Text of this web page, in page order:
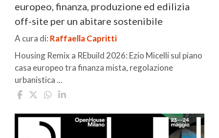
europeo, finanza, produzione ed edilizia
off-site per un abitare sostenibile
A cura di: Raffaella Capritti
Housing Remix a REbuild 2026: Ezio Micelli sul piano
casa europeo tra finanza mista, regolazione
urbanistica ...